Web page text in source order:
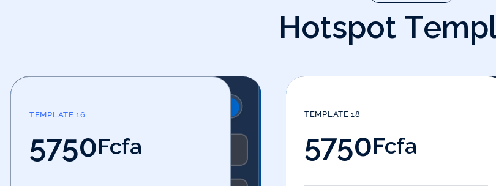
Hotspot Temp
TEMPLATE 16
5750Fcfa
TEMPLATE 18
5750Fcfa